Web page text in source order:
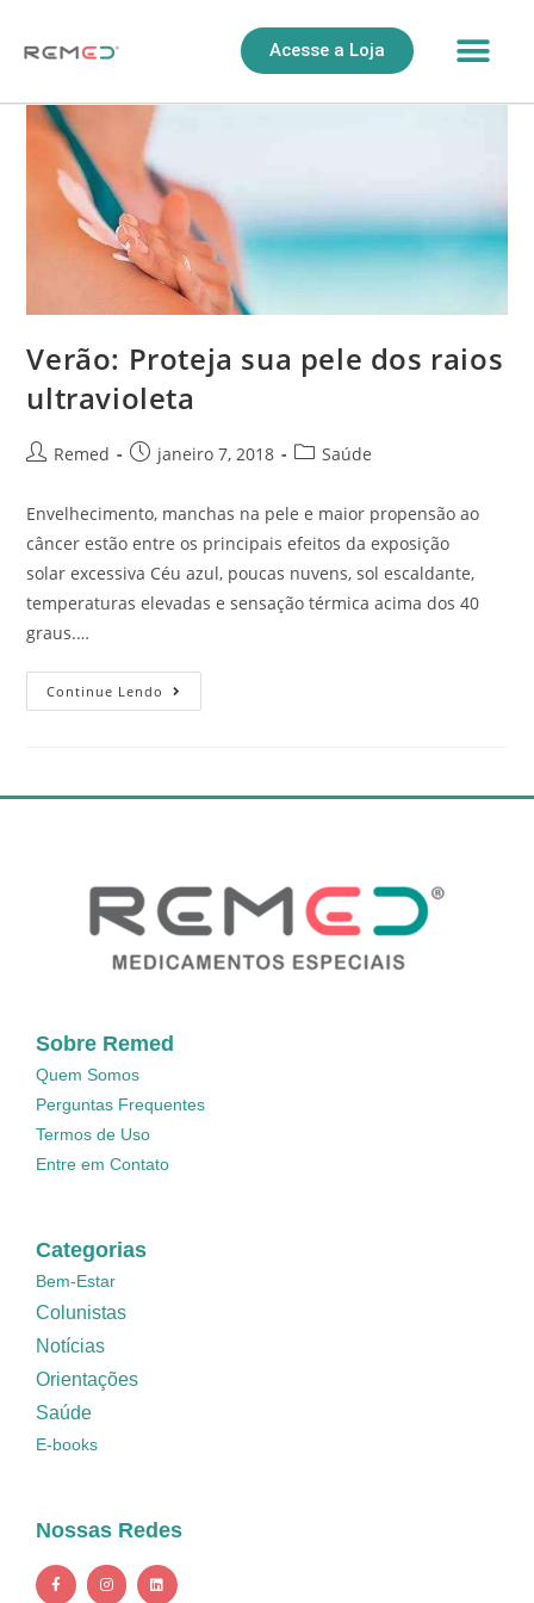
Acesse a Loja
Verão: Proteja sua pele dos raios
ultravioleta
Remed janeiro 7, 2018 Saúde
Envelhecimento, manchas na pele e maior propensão ao
câncer estão entre os principais efeitos da exposição
solar excessiva Céu azul, poucas nuvens, sol escaldante,
temperaturas elevadas e sensação térmica acima dos 40
graus.…
Continue Lendo
Sobre Remed
Quem Somos
Perguntas Frequentes
Termos de Uso
Entre em Contato
Categorias
Bem-Estar
Colunistas
Notícias
Orientações
Saúde
E-books
Nossas Redes